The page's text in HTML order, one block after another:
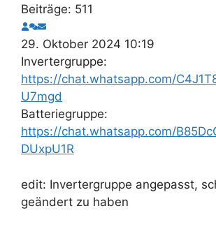
Beiträge: 511
29. Oktober 2024 10:19
Invertergruppe:
https://chat.whatsapp.com/
U7mgd
Batteriegruppe:
https://chat.whatsapp.com/
DUxpU1R
edit: Invertergruppe angepasst,
geändert zu haben